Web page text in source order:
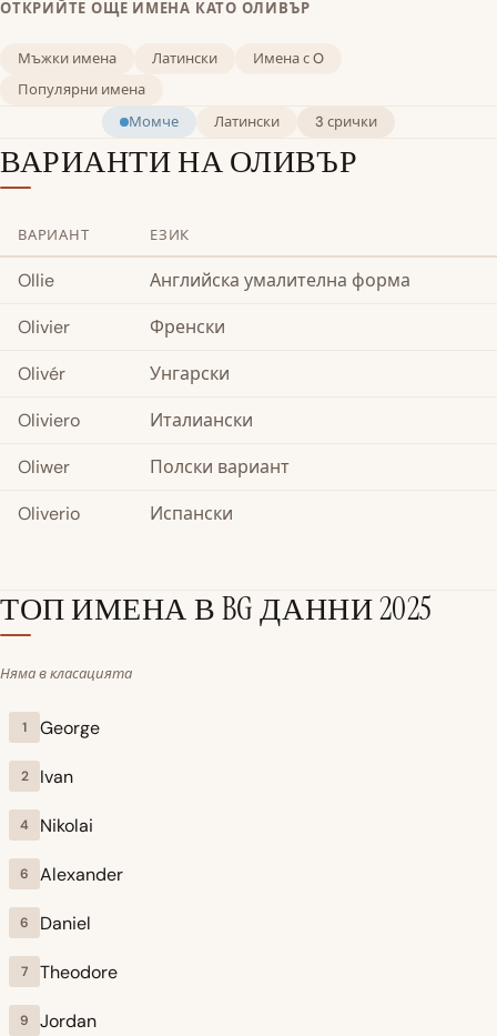
ОТКРИЙТЕ ОЩЕ ИМЕНА КАТО ОЛИВЪР
Мъжки имена Латински
Имена с O
Популярни имена
Момче
Латински 3 срички
ВАРИАНТИ НА ОЛИВЪР
ВАРИАНТ ЕЗИК
Ollie
Английска умалителна форма
Olivier
Френски
Olivér
Унгарски
Oliviero
Италиански
Oliwer
Полски вариант
Oliverio
Испански
ТОП ИМЕНА В BGДАННИ 2025
Няма в класацията
1 George
2 Ivan
4 Nikolai
6 Alexander
6 Daniel
7 Theodore
9 Jordan